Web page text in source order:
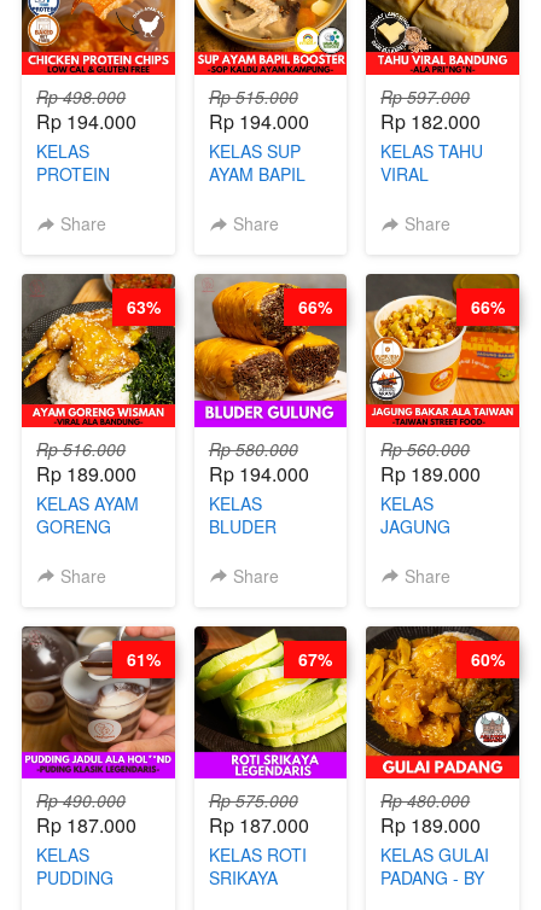
Rp 498.000
Rp 194.000
KELAS
PROTEIN
CHIPS -
RENDAH
KALORI
GLUTEN FREE
BY CHEF DITA
Share
Rp 515.000
Rp 194.000
KELAS SUP
AYAM BAPIL
SOP KALDU
CHEF
STEPHANIE
Share
Rp 597.000
Rp 182.000
KELAS TAHU
VIRAL
ALA PRI*NG*N
Share
Rp 516.000
Rp 189.000
KELAS AYAM
GORENG
VIRAL ALA
STEPHANIE
Share
63%
Rp 580.000
Rp 194.000
KELAS
BLUDER
CHEF DITA
Share
66%
Rp 560.000
Rp 189.000
KELAS
JAGUNG
TAIWAN -
FOOD- BY
CHEF
STEPHANIE
Share
66%
Rp 490.000
Rp 187.000
KELAS
PUDDING
61%
Rp 575.000
Rp 187.000
KELAS ROTI
SRIKAYA
67%
Rp 480.000
Rp 189.000
KELAS GULAI
PADANG - BY
60%